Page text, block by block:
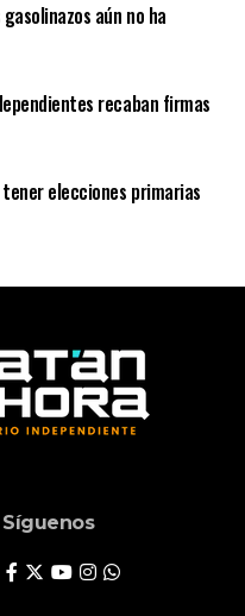
aún no ha
recaban firmas
elecciones primarias
Síguenos